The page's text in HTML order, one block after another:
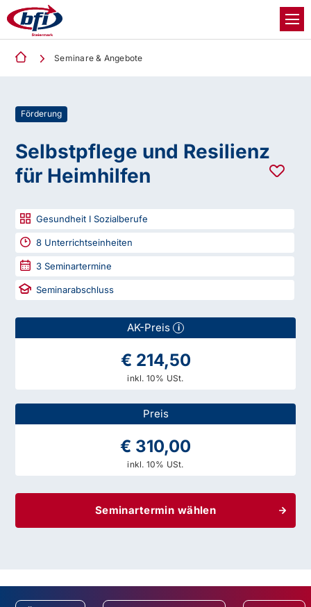
Seminare & Angebote
Förderung
Selbstpflege und Resilienz
für Heimhilfen
Gesundheit I Sozialberufe
8 Unterrichtseinheiten
3 Seminartermine
Seminarabschluss
AK-Preis i
€ 214,50
inkl. 10% USt.
Preis
€ 310,00
inkl. 10% USt.
Seminartermin wählen